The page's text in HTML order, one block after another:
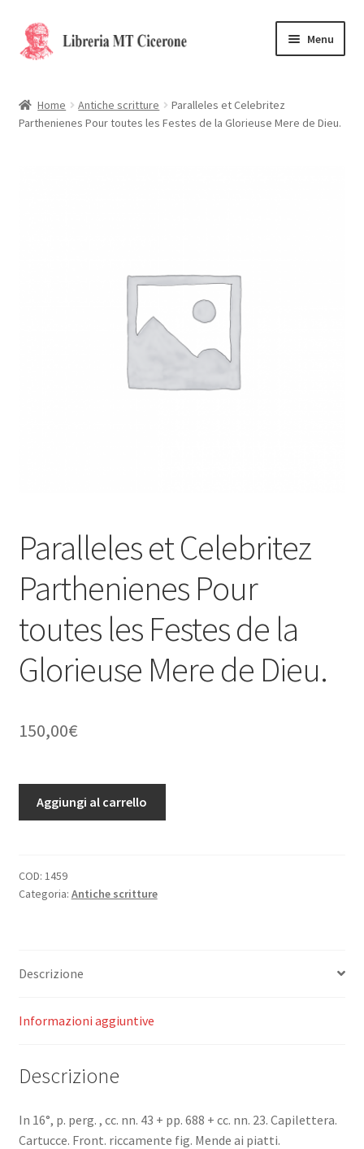
Vai
alla
Vai
al
Menu
Libri rari
Home Antiche scritture
Paralleles et Celebritez
Parthenienes Pour toutes les Festes de la Glorieuse Mere de Dieu.
Paralleles et Celebritez
Parthenienes Pour
toutes les Festes de la
Glorieuse Mere de Dieu.
150,00€
Pour
toutes
la
Mere
quantità
Aggiungi al carrello
COD: 1459
Categoria: Antiche scritture
Descrizione
Informazioni aggiuntive
Descrizione
In 16°, p. perg. , cc. nn. 43 + pp. 688 + cc. nn. 23. Capilettera.
Cartucce. Front. riccamente fig. Mende ai piatti.